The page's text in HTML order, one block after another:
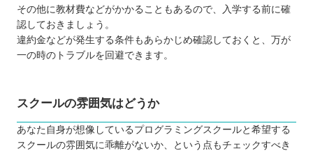
その他に教材費などがかかることもあるので、入学する前に確
認しておきましょう。
違約金などが発生する条件もあらかじめ確認しておくと、万が
一の時のトラブルを回避できます。
スクールの雰囲気はどうか
あなた自身が想像しているプログラミングスクールと希望する
スクールの雰囲気に乖離がないか、という点もチェックすべき